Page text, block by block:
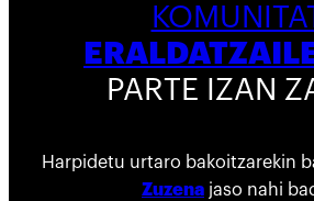
PARTE IZAN
Harpidetu urtaro bakoitzarekin
Zuzena jaso nahi